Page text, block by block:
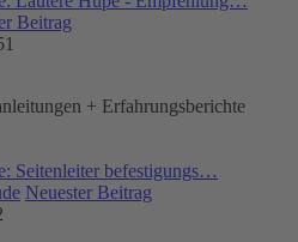
Beitrag
+ Erfahrungsberichte
Seitenleiter befestigungs…
Neuester Beitrag